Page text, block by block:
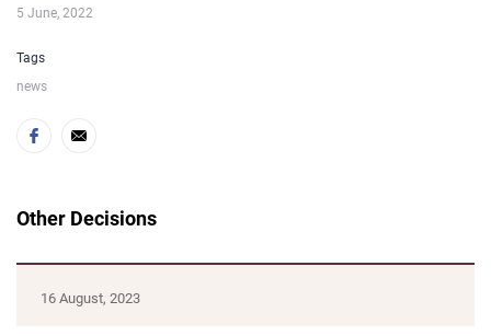
5 June, 2022
Tags
news
Other Decisions
16 August, 2023